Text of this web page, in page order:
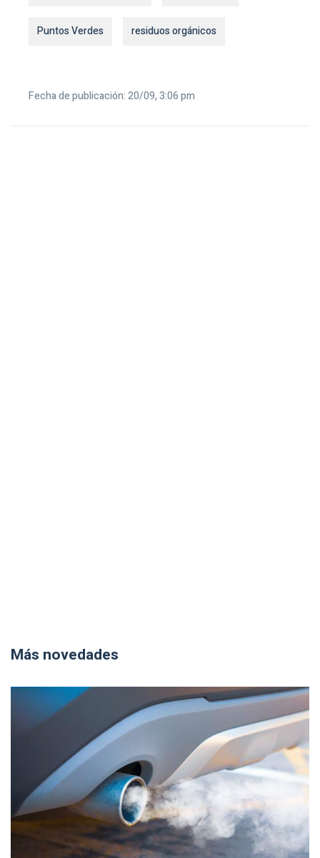
Puntos Verdes residuos orgánicos
Fecha de publicación: 20/09, 3:06 pm
Más novedades